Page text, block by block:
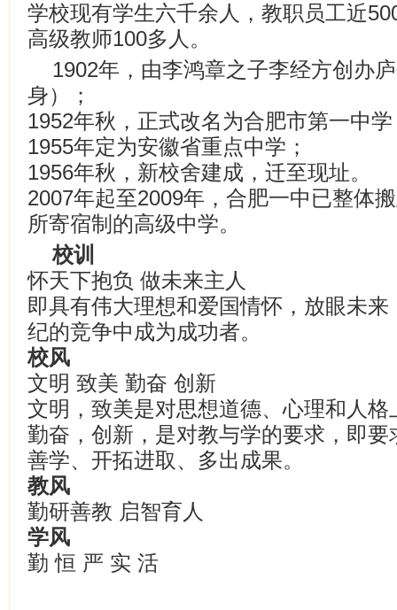
学校现有学生六千余人，教职员工近
高级教师100多人。
1902年，由李鸿章之子李经方创办
身）；
1952年秋，正式改名为合肥市第一中
1955年定为安徽省重点中学；
1956年秋，新校舍建成，迁至现址。
2007年起至2009年，合肥一中已整体
所寄宿制的高级中学。
校训
怀天下抱负 做未来主人
即具有伟大理想和爱国情怀，放眼未
纪的竞争中成为成功者。
校风
文明 致美 勤奋 创新
文明，致美是对思想道德、心理和人
勤奋，创新，是对教与学的要求，即
善学、开拓进取、多出成果。
教风
勤研善教 启智育人
学风
勤 恒 严 实 活